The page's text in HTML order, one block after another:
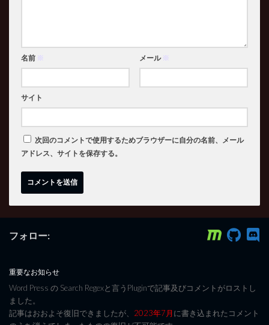
名前 ※ メール ※
サイト
次回のコメントで使用するためブラウザーに自分の名前、メール
アドレス、サイトを保存する。
フォロー:
重要なお知らせ
Word Press の Search Regexと言うPluginで記事及びコメントがロストし
ました。
記事はおおよそ復旧できましたが、 2023年7月に書き込まれたコメント